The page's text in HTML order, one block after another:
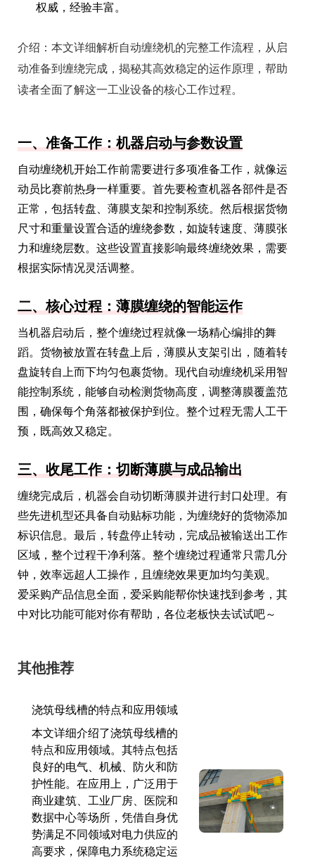
权威，经验丰富。
介绍： 本文详细解析自动缠绕机的完整工作流程，从启
动准备到缠绕完成，揭秘其高效稳定的运作原理，帮助
读者全面了解这一工业设备的核心工作过程。
一、准备工作：机器启动与参数设置
自动缠绕机开始工作前需要进行多项准备工作，就像运
动员比赛前热身一样重要。首先要检查机器各部件是否
正常，包括转盘、薄膜支架和控制系统。然后根据货物
尺寸和重量设置合适的缠绕参数，如旋转速度、薄膜张
力和缠绕层数。这些设置直接影响最终缠绕效果，需要
根据实际情况灵活调整。
二、核心过程：薄膜缠绕的智能运作
当机器启动后，整个缠绕过程就像一场精心编排的舞
蹈。货物被放置在转盘上后，薄膜从支架引出，随着转
盘旋转自上而下均匀包裹货物。现代自动缠绕机采用智
能控制系统，能够自动检测货物高度，调整薄膜覆盖范
围，确保每个角落都被保护到位。整个过程无需人工干
预，既高效又稳定。
三、收尾工作：切断薄膜与成品输出
缠绕完成后，机器会自动切断薄膜并进行封口处理。有
些先进机型还具备自动贴标功能，为缠绕好的货物添加
标识信息。最后，转盘停止转动，完成品被输送出工作
区域，整个过程干净利落。整个缠绕过程通常只需几分
钟，效率远超人工操作，且缠绕效果更加均匀美观。
爱采购产品信息全面，爱采购能帮你快速找到参考，其
中对比功能可能对你有帮助，各位老板快去试试吧～
其他推荐
浇筑母线槽的特点和应用领域
本文详细介绍了浇筑母线槽的
特点和应用领域。其特点包括
良好的电气、机械、防火和防
护性能。在应用上，广泛用于
商业建筑、工业厂房、医院和
数据中心等场所，凭借自身优
势满足不同领域对电力供应的
高要求，保障电力系统稳定运